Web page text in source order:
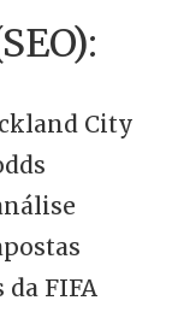
City
da FIFA